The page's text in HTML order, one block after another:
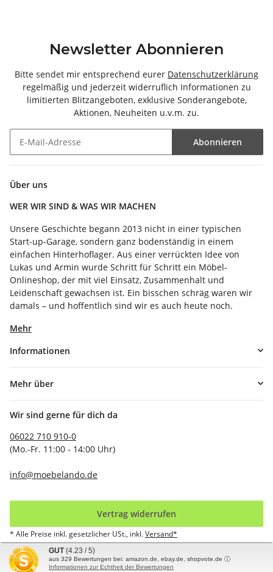
Newsletter Abonnieren
Bitte sendet mir entsprechend eurer Datenschutzerklärung
regelmäßig und jederzeit widerruflich Informationen zu
limitierten Blitzangeboten, exklusive Sonderangebote,
Aktionen, Neuheiten u.v.m. zu.
Abonnieren
Über uns
WER WIR SIND & WAS WIR MACHEN
Unsere Geschichte begann 2013 nicht in einer typischen
Start-up-Garage, sondern ganz bodenständig in einem
einfachen Hinterhoflager. Aus einer verrückten Idee von
Lukas und Armin wurde Schritt für Schritt ein Möbel-
Onlineshop, der mit viel Einsatz, Zusammenhalt und
Leidenschaft gewachsen ist. Ein bisschen schräg waren wir
damals – und hoffentlich sind wir es auch heute noch.
Mehr
Informationen
Mehr über
Wir sind gerne für dich da
06022 710 910-0
(Mo.-Fr. 11:00 - 14:00 Uhr)
info@moebelando.de
Vertrag widerrufen
* Alle Preise inkl. gesetzlicher USt., inkl.Versand*
© möbelando GmbH
GUT (4.23 / 5)
aus 329 Bewertungen bei: amazon.de, ebay.de, shopvote.de ⓘ
Informationen zur Echtheit der Bewertungen